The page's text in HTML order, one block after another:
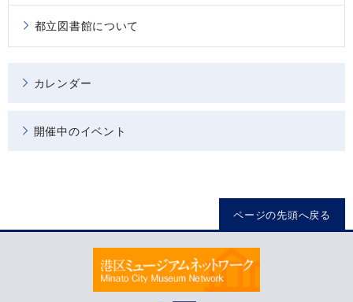
都立図書館について
カレンダー
開催中のイベント
ページの先頭へ戻る